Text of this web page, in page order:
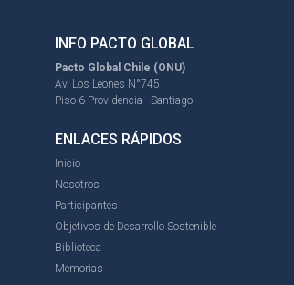
INFO PACTO GLOBAL
Pacto Global Chile (ONU)
Av. Los Leones N°745
Piso 6 Providencia - Santiago
ENLACES RÁPIDOS
Inicio
Nosotros
Participantes
Objetivos de Desarrollo Sostenible
Biblioteca
Memorias